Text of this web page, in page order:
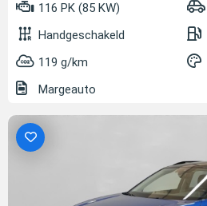
116 PK (85 KW)
Handgeschakeld
119 g/km
Margeauto